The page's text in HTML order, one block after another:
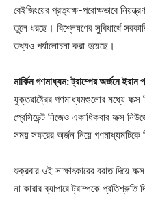
বেইজিংয়ের প্রত্যক্ষ-পরোক্ষভাবে
তুলে ধরছে। বিশ্লেষণের সুবিধার্থে
তথ্যও পর্যালোচনা করা হয়েছে।
মার্কিন গণমাধ্যম: ট্রাম্পের অর্জনে ইরান
যুক্তরাষ্ট্রের গণমাধ্যমগুলোর মধ্যে ফক্স
প্রেসিডেন্ট নিজেও একাধিকবার ফক্স
সময় সফরের অর্জন নিয়ে গণমাধ্যমটিকে
শুক্রবার ওই সাক্ষাৎকারের বরাত দিয়ে
না কারার ব্যাপারে ট্রাম্পকে প্রতিশ্রুতি